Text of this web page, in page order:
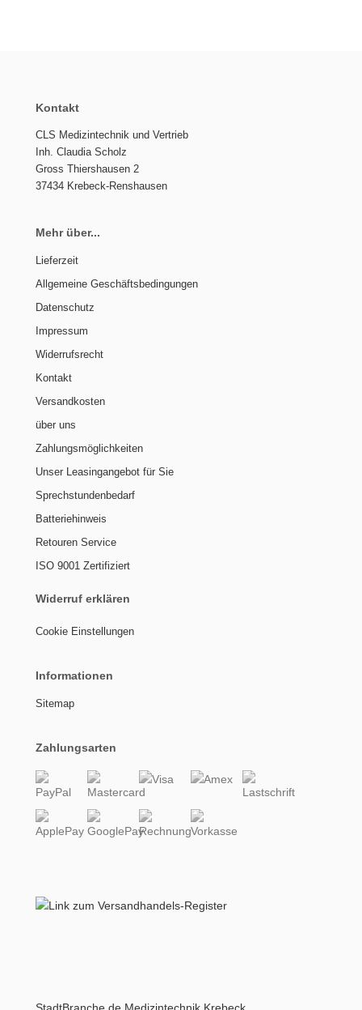
Kontakt
CLS Medizintechnik und Vertrieb
Inh. Claudia Scholz
Gross Thiershausen 2
37434 Krebeck-Renshausen
Mehr über...
Lieferzeit
Allgemeine Geschäftsbedingungen
Datenschutz
Impressum
Widerrufsrecht
Kontakt
Versandkosten
über uns
Zahlungsmöglichkeiten
Unser Leasingangebot für Sie
Sprechstundenbedarf
Batteriehinweis
Retouren Service
ISO 9001 Zertifiziert
Widerruf erklären
Cookie Einstellungen
Informationen
Sitemap
Zahlungsarten
StadtBranche.de Medizintechnik Krebeck